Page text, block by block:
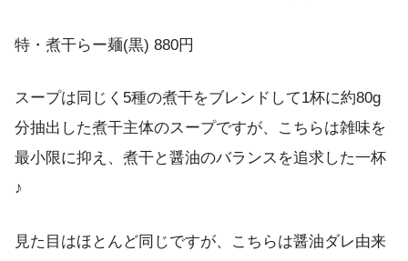
特・煮干らー麺(黒) 880円
スープは同じく5種の煮干をブレンドして1杯に約80g
分抽出した煮干主体のスープですが、こちらは雑味を
最小限に抑え、煮干と醤油のバランスを追求した一杯
♪
見た目はほとんど同じですが、こちらは醤油ダレ由来